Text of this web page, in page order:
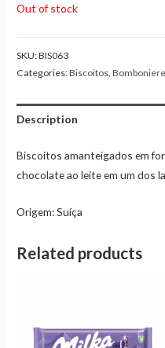
Out of stock
SKU:BIS063
Categories:Biscoitos,Bomboniere
Description
Biscoitos amanteigados em
chocolate ao leite em um dos
Origem: Suíça
Related products